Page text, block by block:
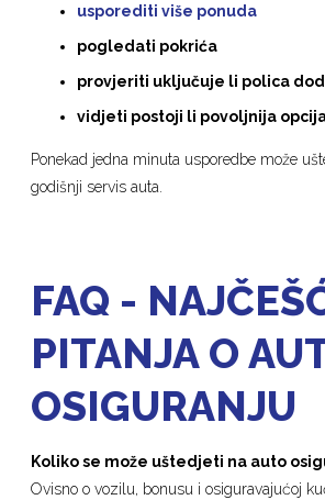
usporediti više ponuda
pogledati pokrića
provjeriti uključuje li polica
vidjeti postoji li povoljnija
Ponekad jedna minuta usporedbe može
godišnji servis auta.
FAQ -
PITANJA O
OSIGURANJU
Koliko se može uštedjeti na auto
Ovisno o vozilu, bonusu i osiguravajućoj